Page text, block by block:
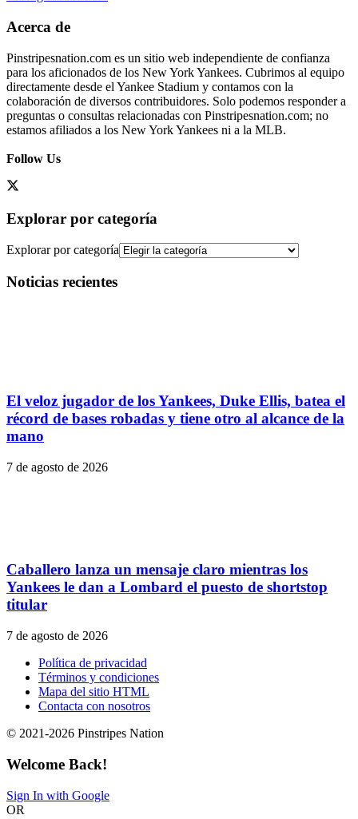
Acerca de
Pinstripesnation.com es un sitio web independiente de confianza
para los aficionados de los New York Yankees. Cubrimos al equipo
directamente desde el Yankee Stadium y contamos con la
colaboración de diversos contribuidores. Solo podemos responder a
preguntas o consultas relacionadas con Pinstripesnation.com; no
estamos afiliados a los New York Yankees ni a la MLB.
Follow Us
Explorar por categoría
Explorar por categoría
Noticias recientes
El veloz jugador de los Yankees, Duke Ellis, batea el
récord de bases robadas y tiene otro al alcance de la
mano
7 de agosto de 2026
Caballero lanza un mensaje claro mientras los
Yankees le dan a Lombard el puesto de shortstop
titular
7 de agosto de 2026
Política de privacidad
Términos y condiciones
Mapa del sitio HTML
Contacta con nosotros
© 2021-2026 Pinstripes Nation
Welcome Back!
Sign In with Google
OR